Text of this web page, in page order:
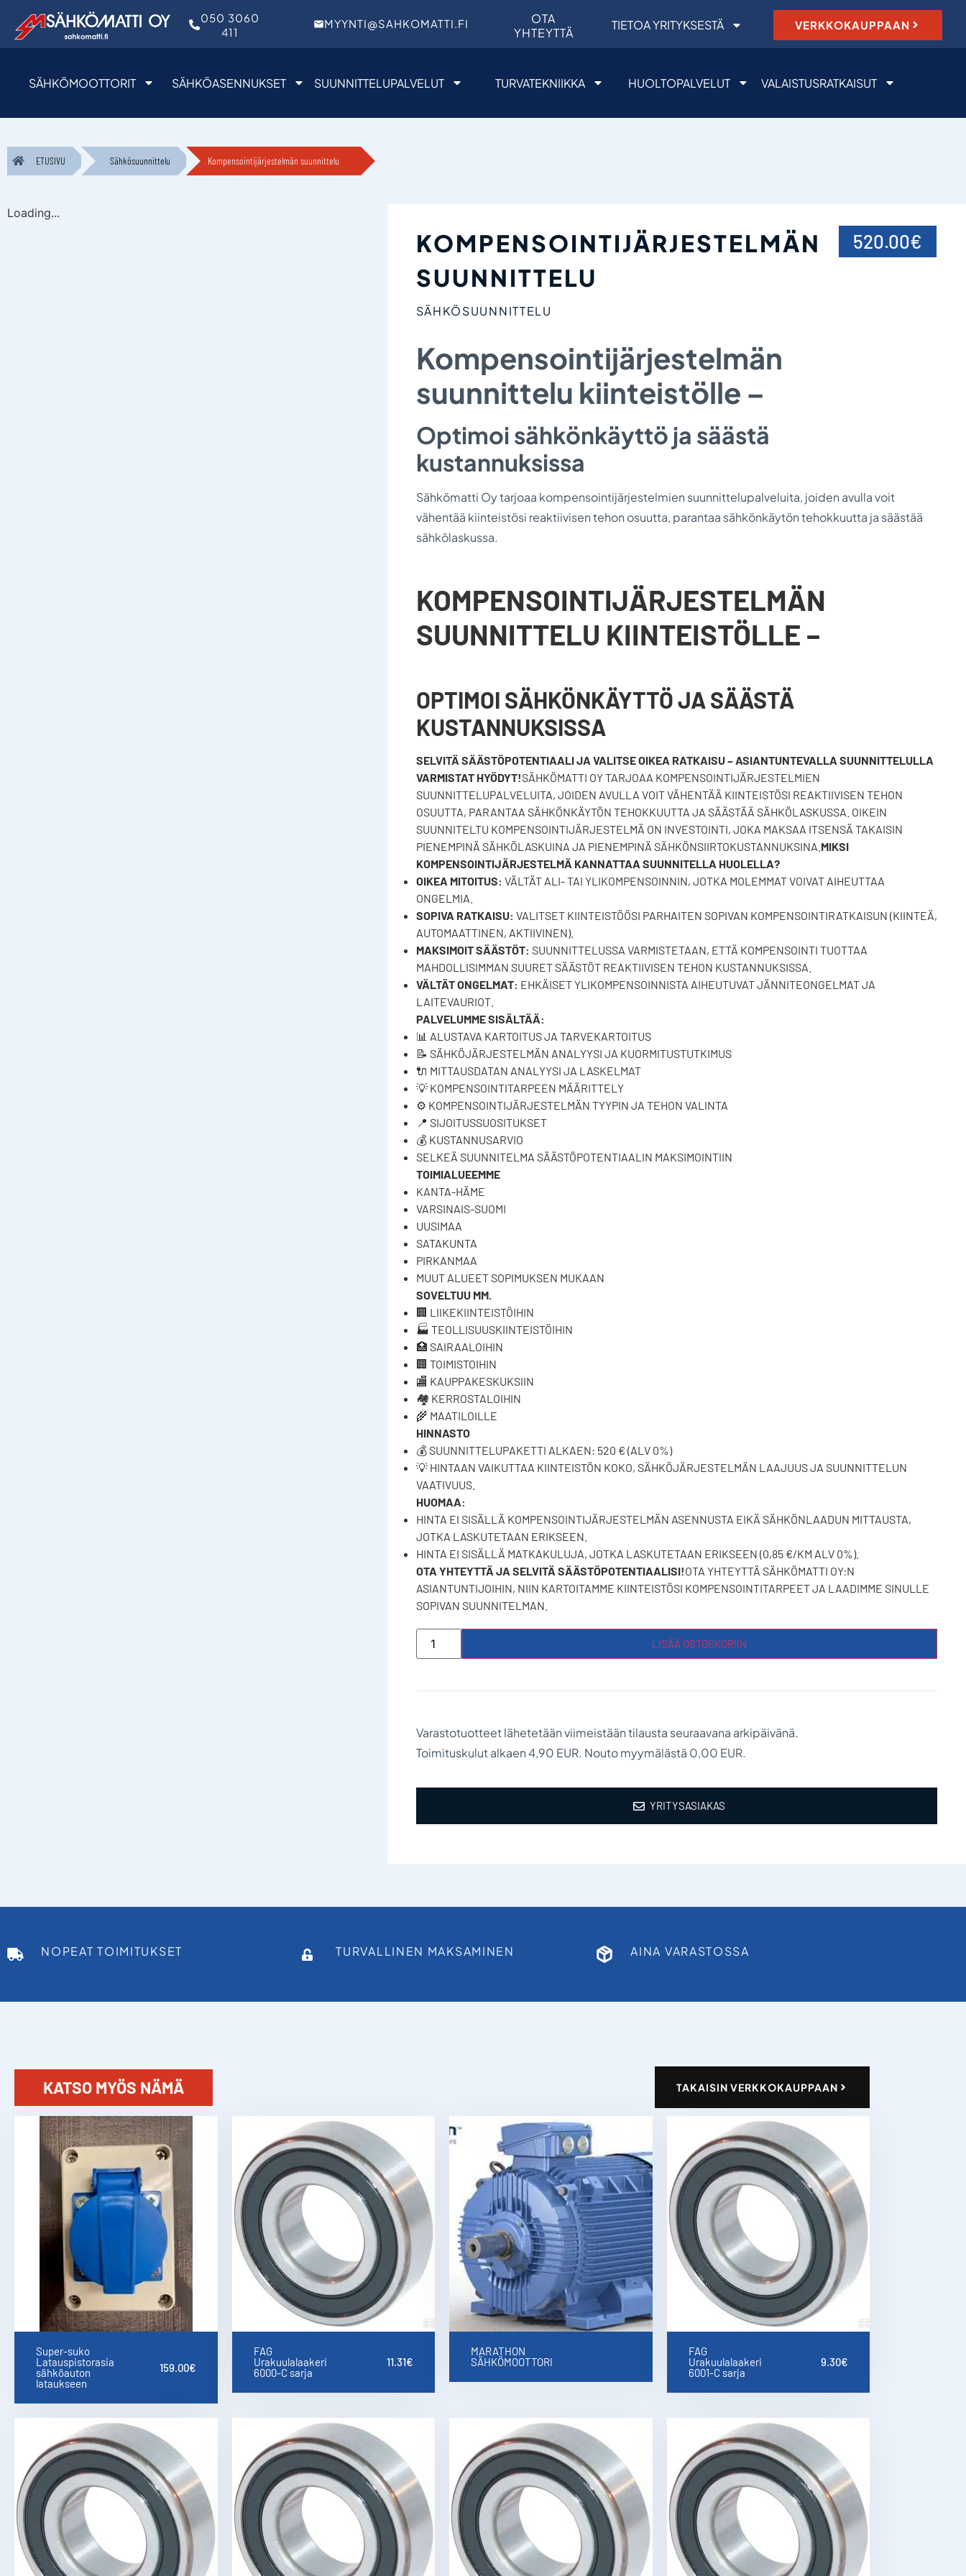
050 3060
411
MYYNTI@SAHKOMATTI.FI
OTA
YHTEYTTÄ
TIETOA YRITYKSESTÄ VERKKOKAUPPAAN
SÄHKÖMOOTTORIT SÄHKÖASENNUKSET SUUNNITTELUPALVELUT TURVATEKNIIKKA HUOLTOPALVELUT VALAISTUSRATKAISUT
ETUSIVU Sähkösuunnittelu Kompensointijärjestelmän suunnittelu
Loading...
KOMPENSOINTIJÄRJESTELMÄN
SUUNNITTELU
520.00€
SÄHKÖSUUNNITTELU
Kompensointijärjestelmän
suunnittelu kiinteistölle –
Optimoi sähkönkäyttö ja säästä
kustannuksissa
Sähkömatti Oy tarjoaa kompensointijärjestelmien suunnittelupalveluita, joiden avulla voit
vähentää kiinteistösi reaktiivisen tehon osuutta, parantaa sähkönkäytön tehokkuutta ja säästää
sähkölaskussa.
KOMPENSOINTIJÄRJESTELMÄN
SUUNNITTELU KIINTEISTÖLLE –
OPTIMOI SÄHKÖNKÄYTTÖ JA SÄÄSTÄ
KUSTANNUKSISSA
SELVITÄ SÄÄSTÖPOTENTIAALI JA VALITSE OIKEA RATKAISU – ASIANTUNTEVALLA SUUNNITTELULLA
VARMISTAT HYÖDYT!SÄHKÖMATTI OY TARJOAA KOMPENSOINTIJÄRJESTELMIEN
SUUNNITTELUPALVELUITA, JOIDEN AVULLA VOIT VÄHENTÄÄ KIINTEISTÖSI REAKTIIVISEN TEHON
OSUUTTA, PARANTAA SÄHKÖNKÄYTÖN TEHOKKUUTTA JA SÄÄSTÄÄ SÄHKÖLASKUSSA. OIKEIN
SUUNNITELTU KOMPENSOINTIJÄRJESTELMÄ ON INVESTOINTI, JOKA MAKSAA ITSENSÄ TAKAISIN
PIENEMPINÄ SÄHKÖLASKUINA JA PIENEMPINÄ SÄHKÖNSIIRTOKUSTANNUKSINA. MIKSI
KOMPENSOINTIJÄRJESTELMÄ KANNATTAA SUUNNITELLA HUOLELLA?
OIKEA MITOITUS: VÄLTÄT ALI- TAI YLIKOMPENSOINNIN, JOTKA MOLEMMAT VOIVAT AIHEUTTAA
ONGELMIA.
SOPIVA RATKAISU: VALITSET KIINTEISTÖÖSI PARHAITEN SOPIVAN KOMPENSOINTIRATKAISUN (KIINTEÄ,
AUTOMAATTINEN, AKTIIVINEN).
MAKSIMOIT SÄÄSTÖT: SUUNNITTELUSSA VARMISTETAAN, ETTÄ KOMPENSOINTI TUOTTAA
MAHDOLLISIMMAN SUURET SÄÄSTÖT REAKTIIVISEN TEHON KUSTANNUKSISSA.
VÄLTÄT ONGELMAT: EHKÄISET YLIKOMPENSOINNISTA AIHEUTUVAT JÄNNITEONGELMAT JA
LAITEVAURIOT.
PALVELUMME SISÄLTÄÄ:
📊 ALUSTAVA KARTOITUS JA TARVEKARTOITUS
📝 SÄHKÖJÄRJESTELMÄN ANALYYSI JA KUORMITUSTUTKIMUS
🔌 MITTAUSDATAN ANALYYSI JA LASKELMAT
💡 KOMPENSOINTITARPEEN MÄÄRITTELY
⚙️ KOMPENSOINTIJÄRJESTELMÄN TYYPIN JA TEHON VALINTA
📍 SIJOITUSSUOSITUKSET
💰 KUSTANNUSARVIO
SELKEÄ SUUNNITELMA SÄÄSTÖPOTENTIAALIN MAKSIMOINTIIN
TOIMIALUEEMME
KANTA-HÄME
VARSINAIS-SUOMI
UUSIMAA
SATAKUNTA
PIRKANMAA
MUUT ALUEET SOPIMUKSEN MUKAAN
SOVELTUU MM.
🏢 LIIKEKIINTEISTÖIHIN
🏭 TEOLLISUUSKIINTEISTÖIHIN
🏥 SAIRAALOIHIN
🏢 TOIMISTOIHIN
🏬 KAUPPAKESKUKSIIN
🏘️ KERROSTALOIHIN
🌾 MAATILOILLE
HINNASTO
💰 SUUNNITTELUPAKETTI ALKAEN: 520 € (ALV 0%)
💡 HINTAAN VAIKUTTAA KIINTEISTÖN KOKO, SÄHKÖJÄRJESTELMÄN LAAJUUS JA SUUNNITTELUN
VAATIVUUS.
HUOMAA:
HINTA EI SISÄLLÄ KOMPENSOINTIJÄRJESTELMÄN ASENNUSTA EIKÄ SÄHKÖNLAADUN MITTAUSTA,
JOTKA LASKUTETAAN ERIKSEEN.
HINTA EI SISÄLLÄ MATKAKULUJA, JOTKA LASKUTETAAN ERIKSEEN (0,85 €/KM ALV 0%).
OTA YHTEYTTÄ JA SELVITÄ SÄÄSTÖPOTENTIAALISI!OTA YHTEYTTÄ SÄHKÖMATTI OY:N
ASIANTUNTIJOIHIN, NIIN KARTOITAMME KIINTEISTÖSI KOMPENSOINTITARPEET JA LAADIMME SINULLE
SOPIVAN SUUNNITELMAN.
LISÄÄ OSTOSKORIIN
Varastotuotteet lähetetään viimeistään tilausta seuraavana arkipäivänä.
Toimituskulut alkaen 4,90 EUR. Nouto myymälästä 0,00 EUR.
YRITYSASIAKAS
NOPEAT TOIMITUKSET TURVALLINEN MAKSAMINEN AINA VARASTOSSA
KATSO MYÖS NÄMÄ TAKAISIN VERKKOKAUPPAAN
Super-suko
Latauspistorasia
sähköauton
lataukseen
159.00€
FAG
Urakuulalaakeri
6000-C sarja
11.31€
MARATHON
SÄHKÖMOOTTORI
FAG
Urakuulalaakeri
6001-C sarja
9.30€